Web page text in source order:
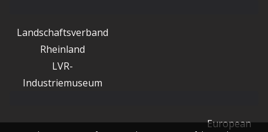
Landschaftsverband
Rheinland
LVR-
Industriemuseum
European